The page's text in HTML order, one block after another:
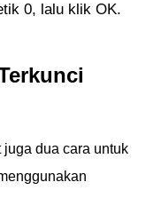
0, lalu klik OK.
dua cara untuk